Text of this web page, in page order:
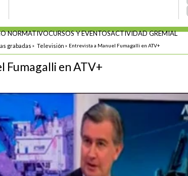
NORMATIVOCURSOS Y EVENTOSACTIVIDAD GREMIAL
grabadas » Televisión » Entrevista a Manuel Fumagalli en ATV+
Fumagalli en ATV+